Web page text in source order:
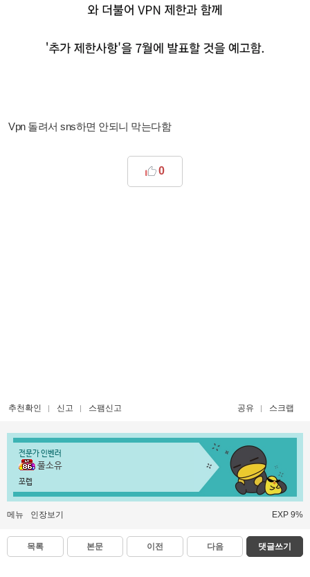
Vpn 돌려서 sns하면 안되니 막는다함
0
추천확인 신고 스팸신고 공유 스크랩
전문가 인벤러
풀소유
쪼렙
메뉴 인장보기 EXP 9%
목록 본문 이전 다음 댓글쓰기